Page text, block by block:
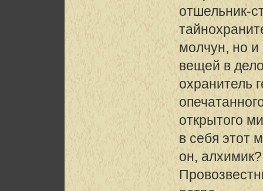
отшельник-
молчун, но и
вещей в
охранитель
открытого
в себя этот
он, алхимик?